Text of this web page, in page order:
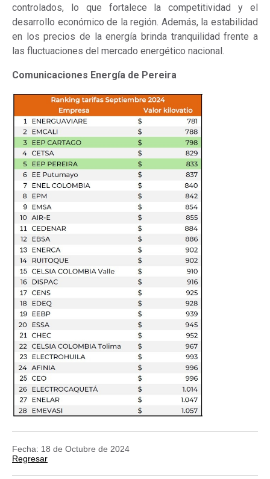
controlados, lo que fortalece la competitividad y el
desarrollo económico de la región. Además, la estabilidad
en los precios de la energía brinda tranquilidad frente a
las fluctuaciones del mercado energético nacional.
Comunicaciones Energía de Pereira
Fecha: 18 de Octubre de 2024
Regresar